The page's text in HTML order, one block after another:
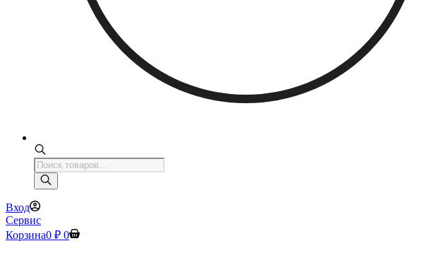
Поиск
товаров
Вход
Сервис
Корзина0 ₽ 0